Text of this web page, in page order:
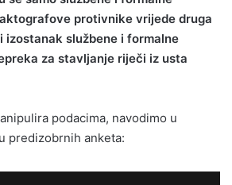
protivnike vrijede druga
izostanak službene i formalne
za stavljanje riječi iz usta
podacima, navodimo u
predizobrnih anketa: